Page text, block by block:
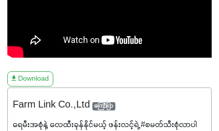
Download
Farm Link Co.,Ltd ကြော်ငြာ
ရေမီးအစုံနဲ့ လေထီးခုန်နိုင်မယ့် ဖန်းလင့်ရဲ့ #စမတ်သီးစုံလာပါ